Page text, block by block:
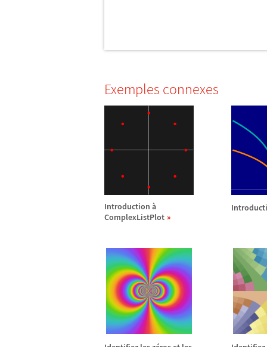
Exemples connexes
Introduction à
ComplexListPlot